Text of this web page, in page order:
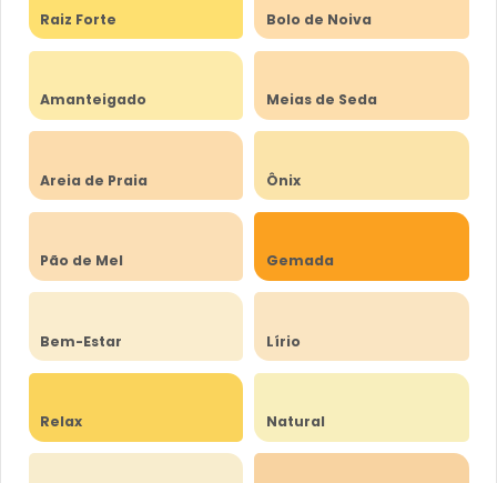
Raiz Forte Bolo de Noiva
Amanteigado Meias de Seda
Areia de Praia Ônix
Pão de Mel Gemada
Bem-Estar Lírio
Relax Natural